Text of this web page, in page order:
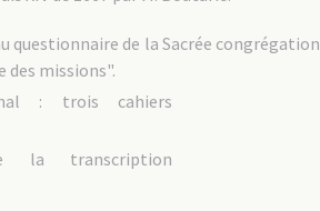
questionnaire de la Sacrée congrégation
des missions".
: trois cahiers
la transcription